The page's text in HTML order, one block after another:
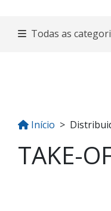
Todas as
Início
TAKE-